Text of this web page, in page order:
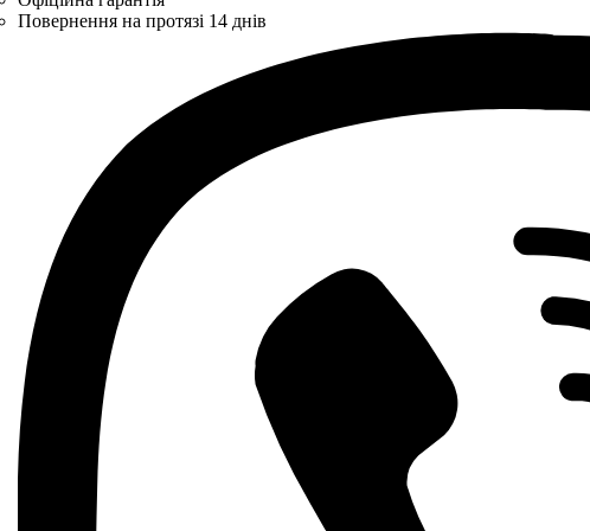
Повернення на протязі 14 днів